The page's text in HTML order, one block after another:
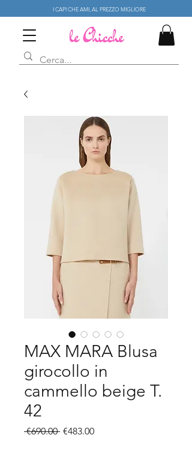
I CAPI CHE AMI, AL PREZZO MIGLIORE
MAX MARA Blusa
girocollo in
cammello beige T.
42
€690.00 Regular
€483.00Sale